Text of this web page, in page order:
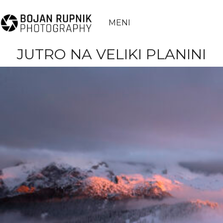
MENI
JUTRO NA VELIKI PLANINI